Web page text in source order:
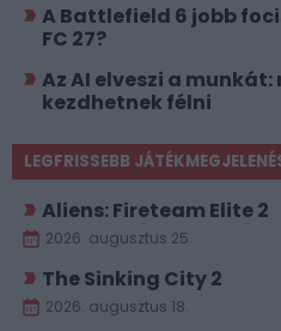
A Battlefield 6 jobb
FC 27?
Az AI elveszi a
kezdhetnek félni
LEGFRISSEBB
Aliens: Fireteam Elite 2
2026. augusztus 25.
The Sinking City 2
2026. augusztus 18.